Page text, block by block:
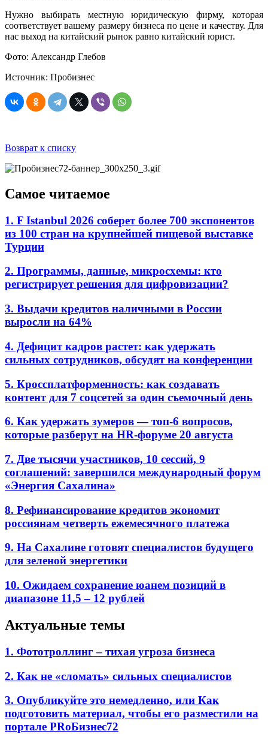
Нужно выбирать местную юридическую фирму, которая
соответствует вашему размеру бизнеса по цене и качеству. Для
нас выход на китайский рынок равно китайский юрист.
Фото: Александр Глебов
Источник: Пробизнес
Возврат к списку
Самое читаемое
1. F Istanbul 2026 соберет более 700 экспонентов
из 100 стран на крупнейшей пищевой выставке
Турции
2. Программы, данные, микросхемы: кто
регистрирует решения для цифровизации?
3. Выдачи кредитов наличными в России
выросли на 64%
4. Дефицит кадров растет: как удержать
сильных сотрудников, обсудят на конференции
5. Кроссплатформенность: как создавать
контент для 7 соцсетей за один съемочный день
6. Как удержать зумеров — топ-6 вопросов,
которые разберут на HR-форуме 20 августа
7. Две тысячи участников, 10 сессий, 9
соглашений: завершился международный форум
«Энергия Сахалина»
8. Рефинансирование кредитов экономит
россиянам четверть ежемесячного платежа
9. На Сахалине готовят специалистов будущего
для зеленой энергетики
10. Ожидаем сохранение юанем позиций в
диапазоне 11,5 – 12 рублей
Актуальные темы
1. Фототроллинг – тихая угроза бизнеса
2. Как не «сломать» сильных специалистов
3. Опубликуйте это немедленно, или Как
подготовить материал, чтобы его разместили на
портале PRоБизнес72